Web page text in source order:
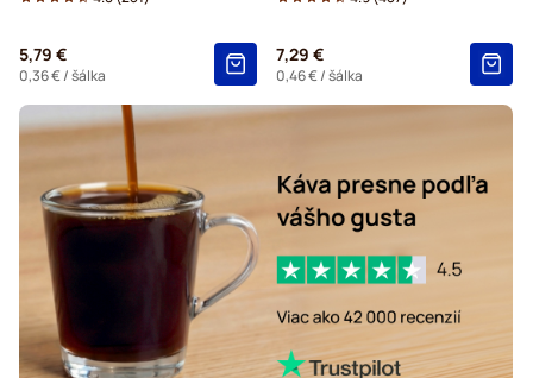
Gevalia – kapsuly do kávovarov Tassimo
5,79 €
0,36 €/ šálka
7,29 €
0,46 €/ šálka